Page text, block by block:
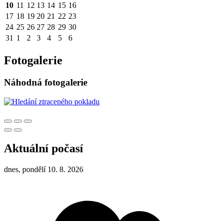
10 11 12 13 14 15 16
17 18 19 20 21 22 23
24 25 26 27 28 29 30
31 1 2 3 4 5 6
Fotogalerie
Náhodná fotogalerie
Aktuální počasí
dnes, pondělí 10. 8. 2026